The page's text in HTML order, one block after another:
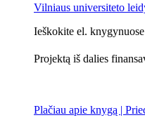
Vilniaus universiteto
Ieškokite el. knygynuose
Projektą iš dalies
Plačiau apie knygą |